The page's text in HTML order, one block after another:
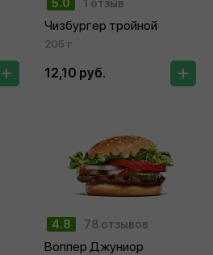
5.0 1 отзыв
Чизбургер тройной
205 г
12,10 руб.
4.8 78 отзывов
Воппер Джуниор